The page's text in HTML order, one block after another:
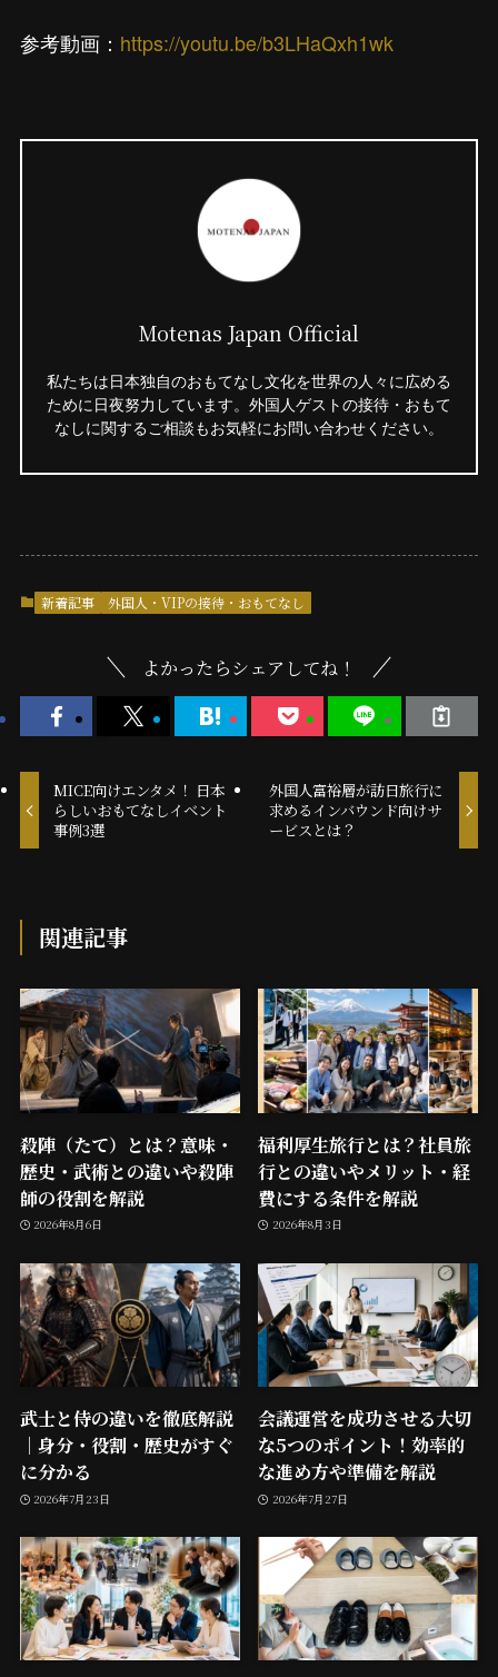
参考動画： https://youtu.be/b3LHaQxh1wk
Motenas Japan Official
私たちは日本独自のおもてなし文化を世界の人々に広める
ために日夜努力しています。外国人ゲストの接待・おもて
なしに関するご相談もお気軽にお問い合わせください。
新着記事 外国人・VIPの接待・おもてなし
よかったらシェアしてね！
MICE向けエンタメ！ 日本
らしいおもてなしイベント
事例3選
外国人富裕層が訪日旅行に
求めるインバウンド向けサ
ービスとは？
関連記事
殺陣（たて）とは？意味・
歴史・武術との違いや殺陣
師の役割を解説
2026年8月6日
福利厚生旅行とは？社員旅
行との違いやメリット・経
費にする条件を解説
2026年8月3日
武士と侍の違いを徹底解説
｜身分・役割・歴史がすぐ
に分かる
2026年7月23日
会議運営を成功させる大切
な5つのポイント！効率的
な進め方や準備を解説
2026年7月27日